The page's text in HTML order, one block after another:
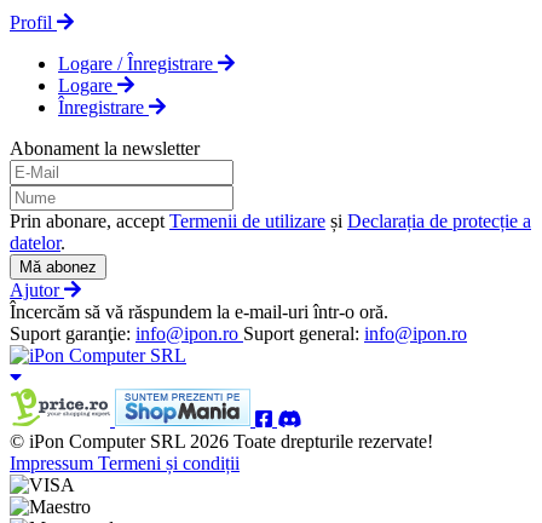
Profil
Logare / Înregistrare
Logare
Înregistrare
Abonament la newsletter
Prin abonare, accept Termenii de utilizare și Declarația de protecție a
datelor.
Mă abonez
Ajutor
Încercăm să vă răspundem la e-mail-uri într-o oră.
Suport garanţie: info@ipon.ro Suport general: info@ipon.ro
© iPon Computer SRL 2026 Toate drepturile rezervate!
Impressum Termeni și condiții